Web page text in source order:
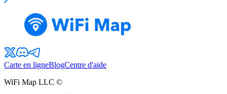
Carte en ligneBlogCentre d'aide
WiFi Map LLC ©